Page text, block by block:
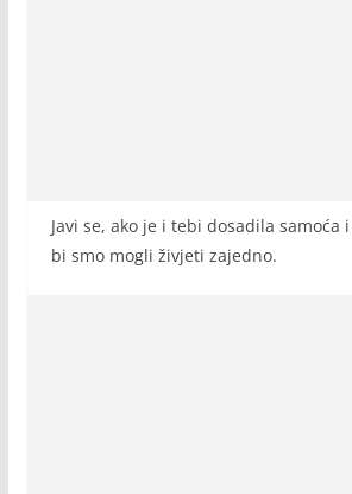
Javi se, ako je i tebi dosadila samoća
bi smo mogli živjeti zajedno.